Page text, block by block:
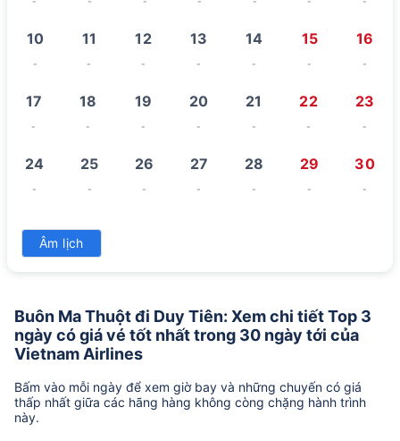
10
-
11
-
12
-
13
-
14
-
15
-
16
-
17
-
18
-
19
-
20
-
21
-
22
-
23
-
24
-
25
-
26
-
27
-
28
-
29
-
30
-
31
Âm lịch
Buôn Ma Thuột đi Duy Tiên: Xem chi tiết Top 3
ngày có giá vé tốt nhất trong 30 ngày tới của
Vietnam Airlines
Bấm vào mỗi ngày để xem giờ bay và những chuyến có giá
thấp nhất giữa các hãng hàng không còng chặng hành trình
này.